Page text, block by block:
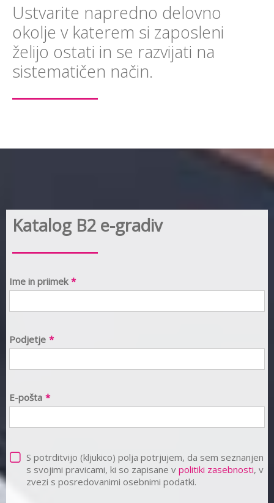
Ustvarite napredno delovno
okolje v katerem si zaposleni
želijo ostati in se razvijati na
sistematičen način.
Katalog B2 e-gradiv
Ime in priimek *
Podjetje *
E-pošta *
S potrditvijo (kljukico) polja potrjujem, da sem seznanjen
s svojimi pravicami, ki so zapisane v politiki zasebnosti, v
zvezi s posredovanimi osebnimi podatki.